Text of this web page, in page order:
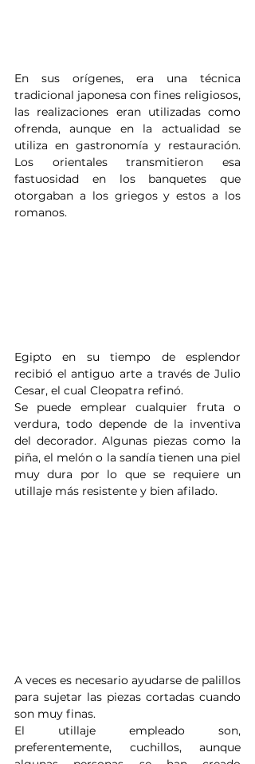
En sus orígenes, era una técnica
tradicional japonesa con fines religiosos,
las realizaciones eran utilizadas como
ofrenda, aunque en la actualidad se
utiliza en gastronomía y restauración.
Los orientales transmitieron esa
fastuosidad en los banquetes que
otorgaban a los griegos y estos a los
romanos.
Egipto en su tiempo de esplendor
recibió el antiguo arte a través de Julio
Cesar, el cual Cleopatra refinó.
Se puede emplear cualquier fruta o
verdura, todo depende de la inventiva
del decorador. Algunas piezas como la
piña, el melón o la sandía tienen una piel
muy dura por lo que se requiere un
utillaje más resistente y bien afilado.
A veces es necesario ayudarse de palillos
para sujetar las piezas cortadas cuando
son muy finas.
El utillaje empleado son,
preferentemente, cuchillos, aunque